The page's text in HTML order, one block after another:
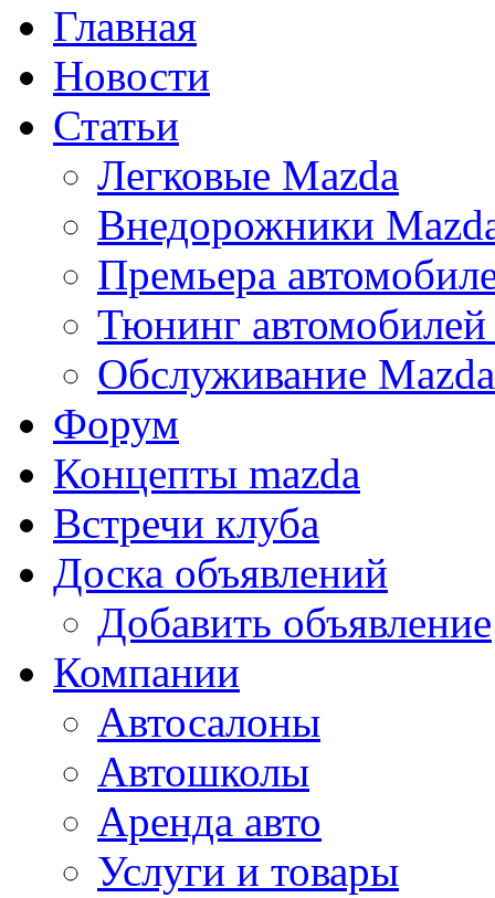
Главная
Новости
Статьи
Легковые Mazda
Внедорожники
Премьера
Тюнинг
Обслуживание Mazda
Форум
Концепты mazda
Встречи клуба
Доска объявлений
Добавить объявление
Компании
Автосалоны
Автошколы
Аренда авто
Услуги и товары